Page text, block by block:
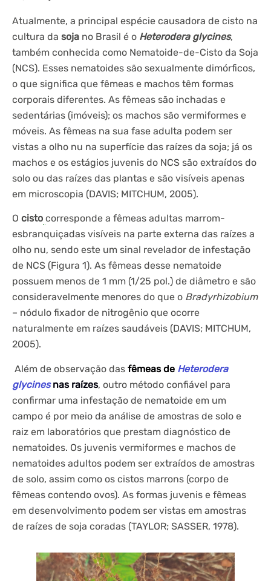
Atualmente, a principal espécie causadora de cisto na
cultura da soja no Brasil é o Heterodera glycines,
também conhecida como Nematoide-de-Cisto da Soja
(NCS). Esses nematoides são sexualmente dimórficos,
o que significa que fêmeas e machos têm formas
corporais diferentes. As fêmeas são inchadas e
sedentárias (imóveis); os machos são vermiformes e
móveis. As fêmeas na sua fase adulta podem ser
vistas a olho nu na superfície das raízes da soja; já os
machos e os estágios juvenis do NCS são extraídos do
solo ou das raízes das plantas e são visíveis apenas
em microscopia (DAVIS; MITCHUM, 2005).
O cisto corresponde a fêmeas adultas marrom-
esbranquiçadas visíveis na parte externa das raízes a
olho nu, sendo este um sinal revelador de infestação
de NCS (Figura 1). As fêmeas desse nematoide
possuem menos de 1 mm (1/25 pol.) de diâmetro e são
consideravelmente menores do que o Bradyrhizobium
– nódulo fixador de nitrogênio que ocorre
naturalmente em raízes saudáveis (DAVIS; MITCHUM,
2005).
Além de observação das fêmeas de Heterodera
glycines nas raízes, outro método confiável para
confirmar uma infestação de nematoide em um
campo é por meio da análise de amostras de solo e
raiz em laboratórios que prestam diagnóstico de
nematoides. Os juvenis vermiformes e machos de
nematoides adultos podem ser extraídos de amostras
de solo, assim como os cistos marrons (corpo de
fêmeas contendo ovos). As formas juvenis e fêmeas
em desenvolvimento podem ser vistas em amostras
de raízes de soja coradas (TAYLOR; SASSER, 1978).